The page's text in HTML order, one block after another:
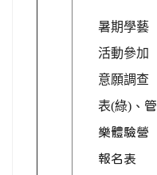
暑期學藝
活動參加
意願調查
表(綠) 、管
樂體驗營
報名表